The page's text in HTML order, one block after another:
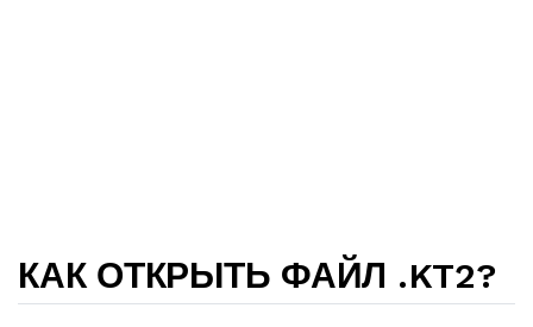
КАК ОТКРЫТЬ ФАЙЛ .KT2?